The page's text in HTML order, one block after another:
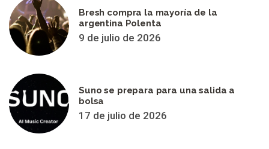
Bresh compra la mayoría de la
argentina Polenta
9 de julio de 2026
Suno se prepara para una salida a
bolsa
17 de julio de 2026